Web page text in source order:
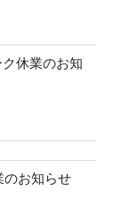
ク休業のお知
のお知らせ